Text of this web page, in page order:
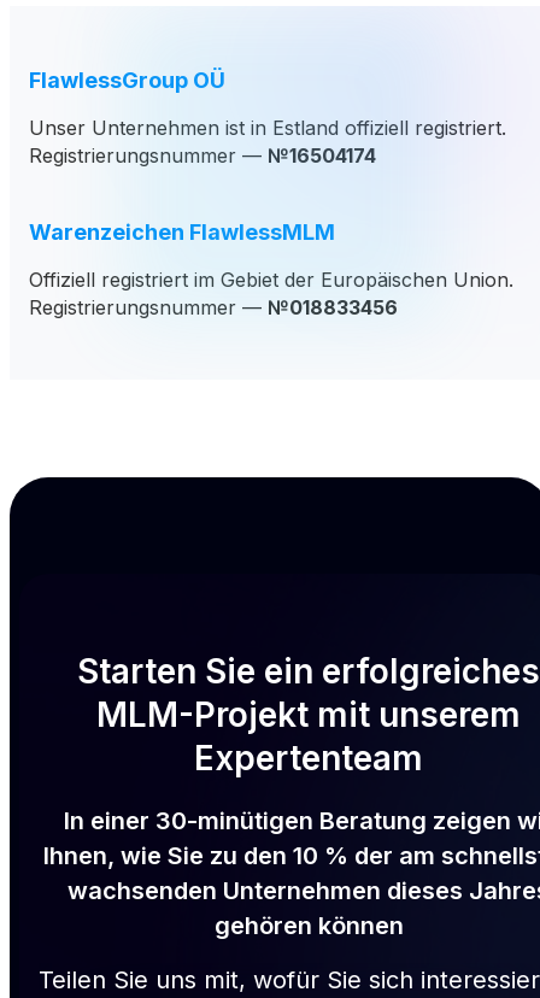
FlawlessGroup OÜ
Unser Unternehmen ist in Estland offiziell registriert.
Registrierungsnummer — №16504174
Warenzeichen FlawlessMLM
Offiziell registriert im Gebiet der Europäischen Union.
Registrierungsnummer — №018833456
Starten Sie ein erfolgreiches
MLM-Projekt mit unserem
Expertenteam
In einer 30-minütigen Beratung zeigen
Ihnen, wie Sie zu den 10 % der am
wachsenden Unternehmen dieses
gehören können
Teilen Sie uns mit, wofür Sie sich